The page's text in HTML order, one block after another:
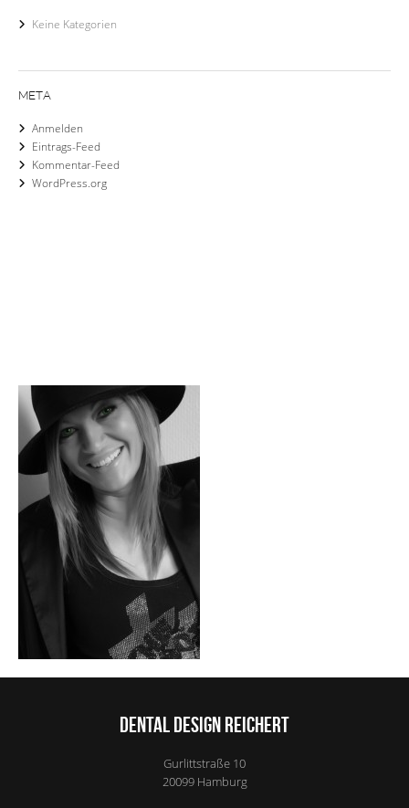
Keine Kategorien
META
Anmelden
Eintrags-Feed
Kommentar-Feed
WordPress.org
Dental Design Reichert
Gurlittstraße 10
20099 Hamburg